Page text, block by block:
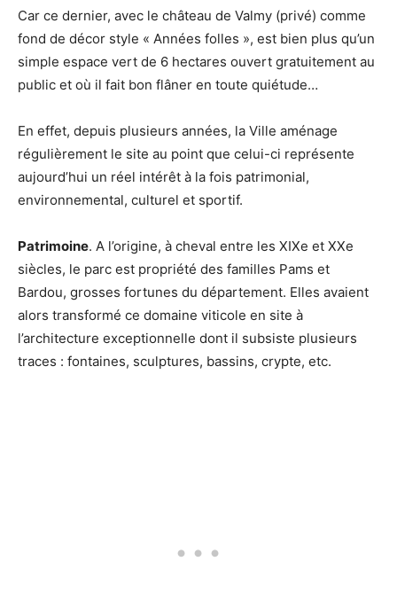
Car ce dernier, avec le château de Valmy (privé) comme
fond de décor style « Années folles », est bien plus qu’un
simple espace vert de 6 hectares ouvert gratuitement au
public et où il fait bon flâner en toute quiétude…
En effet, depuis plusieurs années, la Ville aménage
régulièrement le site au point que celui-ci représente
aujourd’hui un réel intérêt à la fois patrimonial,
environnemental, culturel et sportif.
Patrimoine. A l’origine, à cheval entre les XIXe et XXe
siècles, le parc est propriété des familles Pams et
Bardou, grosses fortunes du département. Elles avaient
alors transformé ce domaine viticole en site à
l’architecture exceptionnelle dont il subsiste plusieurs
traces : fontaines, sculptures, bassins, crypte, etc.